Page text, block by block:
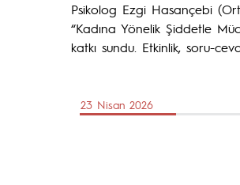
Psikolog Ezgi Hasançebi
“Kadına Yönelik Şiddetle
katkı sundu. Etkinlik, soru-
23 Nisan 2026